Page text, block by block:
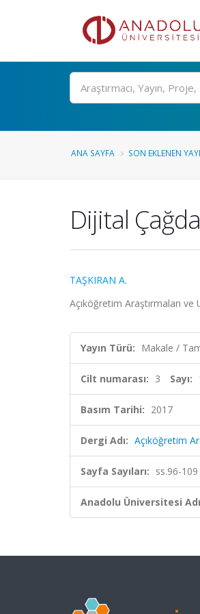
Ara
ANA SAYFA SON EKLENEN
Dijital
TAŞKIRAN A.
Açıköğretim Araştırmaları
Yayın Türü: Makale /
Cilt numarası: 3 Sayı:
Basım Tarihi: 2017
Dergi Adı: Açıköğretim
Sayfa Sayıları: ss.96-109
Anadolu Üniversitesi